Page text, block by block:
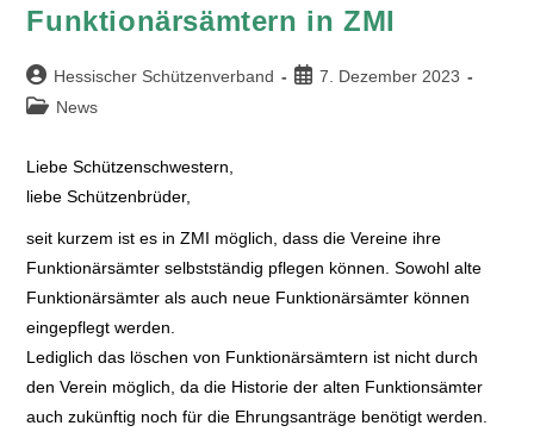
Funktionärsämtern in ZMI
Hessischer Schützenverband
7. Dezember 2023
News
Liebe Schützenschwestern,
liebe Schützenbrüder,
seit kurzem ist es in ZMI möglich, dass die Vereine ihre
Funktionärsämter selbstständig pflegen können. Sowohl alte
Funktionärsämter als auch neue Funktionärsämter können
eingepflegt werden.
Lediglich das löschen von Funktionärsämtern ist nicht durch
den Verein möglich, da die Historie der alten Funktionsämter
auch zukünftig noch für die Ehrungsanträge benötigt werden.